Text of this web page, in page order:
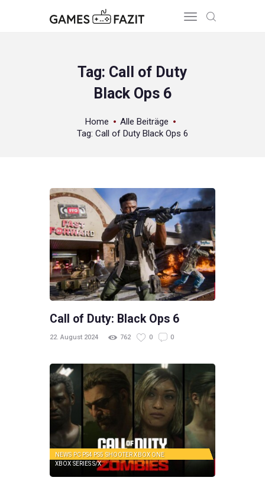
Tag: Call of Duty
Black Ops 6
Home
Alle Beiträge
Tag: Call of Duty Black Ops 6
GAME RELEASES
Call of Duty: Black Ops 6
22. August 2024 762 0 0
NEWS PC PS4 PS5 SHOOTERXBOX ONE
XBOX SERIES S/X